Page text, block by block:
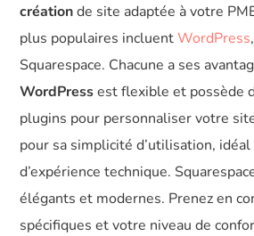
créationde site adaptée à votre
plus populaires incluentWordPress
Squarespace. Chacune a ses
WordPressest flexible et possède
plugins pour personnaliser votre
pour sa simplicité d’utilisation, idéal
d’expérience technique.
élégants et modernes. Prenez en
spécifiques et votre niveau de